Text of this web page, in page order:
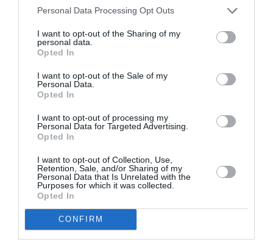
Personal Data Processing Opt Outs
I want to opt-out of the Sharing of my
personal data.
Opted In
I want to opt-out of the Sale of my
Personal Data.
Opted In
I want to opt-out of processing my
Personal Data for Targeted Advertising.
Opted In
I want to opt-out of Collection, Use,
Retention, Sale, and/or Sharing of my
Personal Data that Is Unrelated with the
Purposes for which it was collected.
Opted In
CONFIRM
Λευτέρης
Αλκιβιάδης
Κωνσταντόπουλος
στο Γυάλινο
Μουσικό Θέατρο
– Up Stage
Φεστιβάλ Νάξου
Μπαζαίου
ΘΕΑΤΡΟ - ΧΟΡΟΣ / ΝΕΑ
3 λαλούν και 2
χορεύουν:
Πρεμιέρα στο
ΣΙΝΕΜΑ / ΠΡΟΣΕΧΩΣ
Ξα μου, της